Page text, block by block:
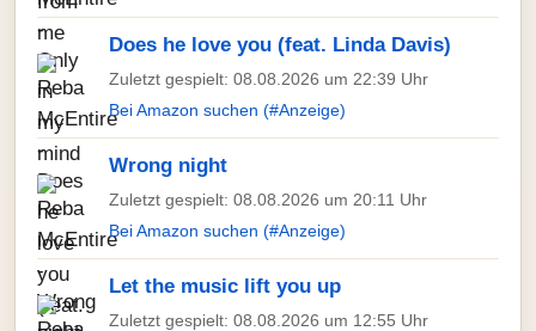
Does he love you (feat. Linda Davis)
Zuletzt gespielt: 08.08.2026 um 22:39 Uhr
Bei Amazon suchen (#Anzeige)
Wrong night
Zuletzt gespielt: 08.08.2026 um 20:11 Uhr
Bei Amazon suchen (#Anzeige)
Let the music lift you up
Zuletzt gespielt: 08.08.2026 um 12:55 Uhr